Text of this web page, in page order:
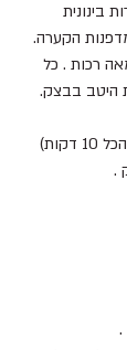
בינונית
הקערה.
רכות . כל
היטב בבצק.
.
.